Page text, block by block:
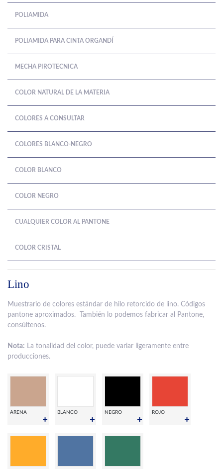
POLIAMIDA
POLIAMIDA PARA CINTA ORGANDÍ
MECHA PIROTECNICA
COLOR NATURAL DE LA MATERIA
COLORES A CONSULTAR
COLORES BLANCO-NEGRO
COLOR BLANCO
COLOR NEGRO
CUALQUIER COLOR AL PANTONE
COLOR CRISTAL
Lino
Muestrario de colores estándar de hilo retorcido de lino. Códigos
pantone aproximados. También lo podemos fabricar al Pantone,
consúltenos.
Nota: La tonalidad del color, puede variar ligeramente entre
producciones.
ARENA BLANCO NEGRO ROJO